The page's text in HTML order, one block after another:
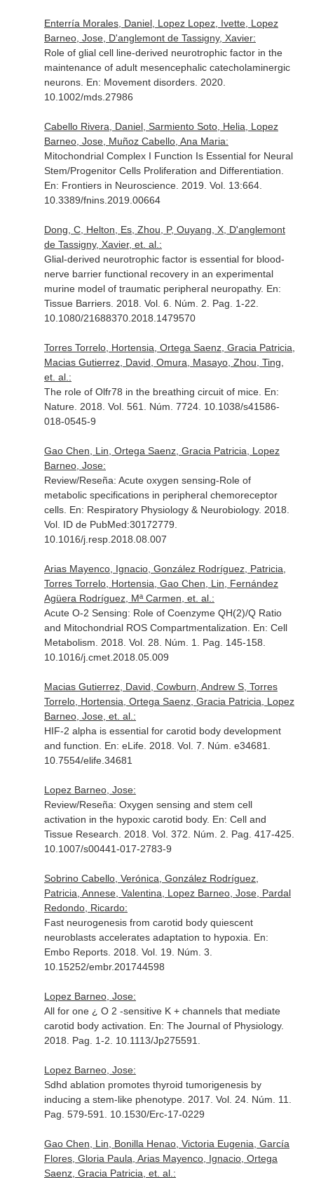
Enterría Morales, Daniel, Lopez Lopez, Ivette, Lopez
Barneo, Jose, D'anglemont de Tassigny, Xavier:
Role of glial cell line-derived neurotrophic factor in the
maintenance of adult mesencephalic catecholaminergic
neurons. En: Movement disorders. 2020.
10.1002/mds.27986
Cabello Rivera, Daniel, Sarmiento Soto, Helia, Lopez
Barneo, Jose, Muñoz Cabello, Ana Maria:
Mitochondrial Complex I Function Is Essential for Neural
Stem/Progenitor Cells Proliferation and Differentiation.
En: Frontiers in Neuroscience. 2019. Vol. 13:664.
10.3389/fnins.2019.00664
Dong, C, Helton, Es, Zhou, P, Ouyang, X, D'anglemont
de Tassigny, Xavier, et. al.:
Glial-derived neurotrophic factor is essential for blood-
nerve barrier functional recovery in an experimental
murine model of traumatic peripheral neuropathy. En:
Tissue Barriers. 2018. Vol. 6. Núm. 2. Pag. 1-22.
10.1080/21688370.2018.1479570
Torres Torrelo, Hortensia, Ortega Saenz, Gracia Patricia,
Macias Gutierrez, David, Omura, Masayo, Zhou, Ting,
et. al.:
The role of Olfr78 in the breathing circuit of mice. En:
Nature. 2018. Vol. 561. Núm. 7724. 10.1038/s41586-
018-0545-9
Gao Chen, Lin, Ortega Saenz, Gracia Patricia, Lopez
Barneo, Jose:
Review/Reseña: Acute oxygen sensing-Role of
metabolic specifications in peripheral chemoreceptor
cells. En: Respiratory Physiology & Neurobiology. 2018.
Vol. ID de PubMed:30172779.
10.1016/j.resp.2018.08.007
Arias Mayenco, Ignacio, González Rodríguez, Patricia,
Torres Torrelo, Hortensia, Gao Chen, Lin, Fernández
Agüera Rodríguez, Mª Carmen, et. al.:
Acute O-2 Sensing: Role of Coenzyme QH(2)/Q Ratio
and Mitochondrial ROS Compartmentalization. En: Cell
Metabolism . 2018. Vol. 28. Núm. 1. Pag. 145-158.
10.1016/j.cmet.2018.05.009
Macias Gutierrez, David, Cowburn, Andrew S, Torres
Torrelo, Hortensia, Ortega Saenz, Gracia Patricia, Lopez
Barneo, Jose, et. al.:
HIF-2 alpha is essential for carotid body development
and function. En: eLife. 2018. Vol. 7. Núm. e34681.
10.7554/elife.34681
Lopez Barneo, Jose:
Review/Reseña: Oxygen sensing and stem cell
activation in the hypoxic carotid body. En: Cell and
Tissue Research . 2018. Vol. 372. Núm. 2. Pag. 417-425.
10.1007/s00441-017-2783-9
Sobrino Cabello, Verónica, González Rodríguez,
Patricia, Annese, Valentina, Lopez Barneo, Jose, Pardal
Redondo, Ricardo:
Fast neurogenesis from carotid body quiescent
neuroblasts accelerates adaptation to hypoxia. En:
Embo Reports. 2018. Vol. 19. Núm. 3.
10.15252/embr.201744598
Lopez Barneo, Jose:
All for one ¿ O 2 -sensitive K + channels that mediate
carotid body activation. En: The Journal of Physiology.
2018. Pag. 1-2. 10.1113/Jp275591.
Lopez Barneo, Jose:
Sdhd ablation promotes thyroid tumorigenesis by
inducing a stem-like phenotype. 2017. Vol. 24. Núm. 11.
Pag. 579-591. 10.1530/Erc-17-0229
Gao Chen, Lin, Bonilla Henao, Victoria Eugenia, García
Flores, Gloria Paula, Arias Mayenco, Ignacio, Ortega
Saenz, Gracia Patricia, et. al.: